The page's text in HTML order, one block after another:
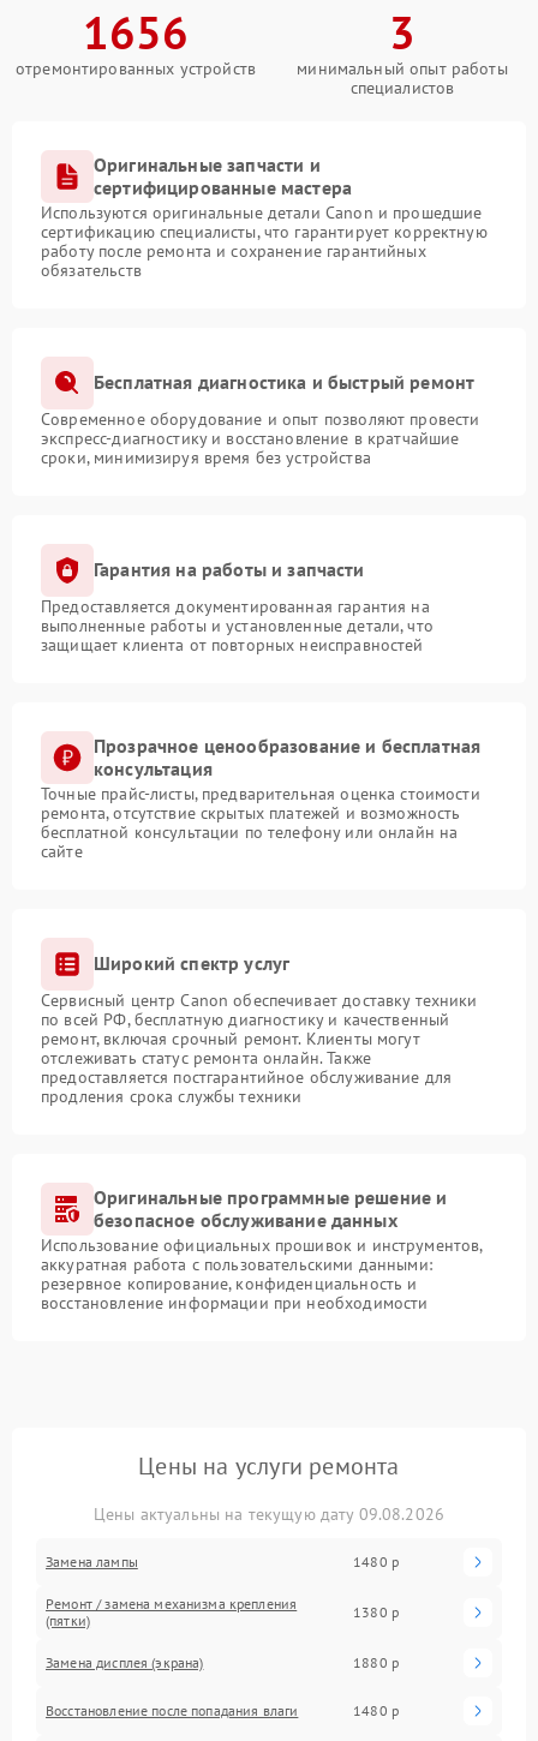
1656
отремонтированных устройств
3
минимальный опыт работы
специалистов
Оригинальные запчасти и
сертифицированные мастера
Используются оригинальные детали Canon и прошедшие
сертификацию специалисты, что гарантирует корректную
работу после ремонта и сохранение гарантийных
обязательств
Бесплатная диагностика и быстрый ремонт
Современное оборудование и опыт позволяют провести
экспресс-диагностику и восстановление в кратчайшие
сроки, минимизируя время без устройства
Гарантия на работы и запчасти
Предоставляется документированная гарантия на
выполненные работы и установленные детали, что
защищает клиента от повторных неисправностей
Прозрачное ценообразование и бесплатная
консультация
Точные прайс-листы, предварительная оценка стоимости
ремонта, отсутствие скрытых платежей и возможность
бесплатной консультации по телефону или онлайн на
сайте
Широкий спектр услуг
Сервисный центр Canon обеспечивает доставку техники
по всей РФ, бесплатную диагностику и качественный
ремонт, включая срочный ремонт. Клиенты могут
отслеживать статус ремонта онлайн. Также
предоставляется постгарантийное обслуживание для
продления срока службы техники
Оригинальные программные решение и
безопасное обслуживание данных
Использование официальных прошивок и инструментов,
аккуратная работа с пользовательскими данными:
резервное копирование, конфиденциальность и
восстановление информации при необходимости
Цены на услуги ремонта
Цены актуальны на текущую дату 09.08.2026
Замена лампы 1480 р
Ремонт / замена механизма крепления
(пятки)
1380 р
Замена дисплея (экрана) 1880 р
Восстановление после попадания влаги 1480 р